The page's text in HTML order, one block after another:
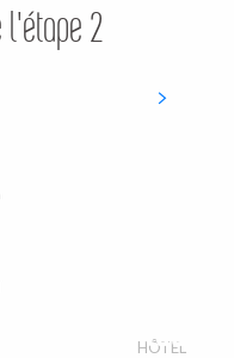
l'étape 2
Creusois
HÔTEL
l'Etang des
Portes